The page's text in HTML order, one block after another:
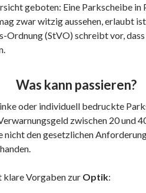
geboten: Eine Parkscheibe in
zwar witzig aussehen, erlaubt
Ordnung (StVO) schreibt vor,
Was kann passieren?
oder individuell bedruckte
zwischen 20 und
nicht den gesetzlichen
klare Vorgaben zur Optik: